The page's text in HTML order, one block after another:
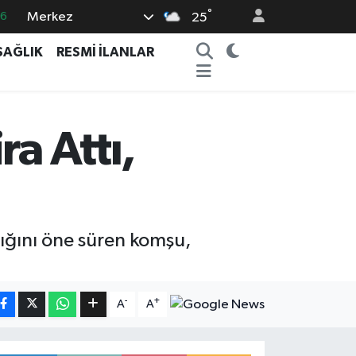
Merkez 25°
RESMİ İLANLAR
Attı,
öne süren komşu,
A- A+